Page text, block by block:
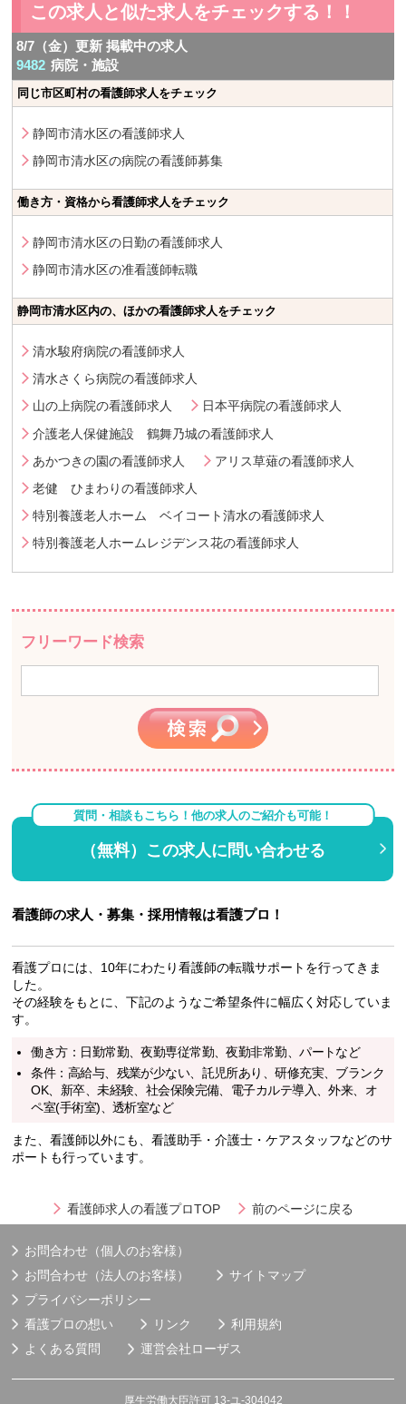
この求人と似た求人をチェックする！！
8/7（金）更新 掲載中の求人
9482 病院・施設
同じ市区町村の看護師求人をチェック
静岡市清水区の看護師求人
静岡市清水区の病院の看護師募集
働き方・資格から看護師求人をチェック
静岡市清水区の日勤の看護師求人
静岡市清水区の准看護師転職
静岡市清水区内の、ほかの看護師求人をチェック
清水駿府病院の看護師求人
清水さくら病院の看護師求人
山の上病院の看護師求人
日本平病院の看護師求人
介護老人保健施設 鶴舞乃城の看護師求人
あかつきの園の看護師求人
アリス草薙の看護師求人
老健 ひまわりの看護師求人
特別養護老人ホーム ベイコート清水の看護師求人
特別養護老人ホームレジデンス花の看護師求人
フリーワード検索
質問・相談もこちら！他の求人のご紹介も可能！
（無料）この求人に問い合わせる
看護師の求人・募集・採用情報は看護プロ！
看護プロには、10年にわたり看護師の転職サポートを行ってきま
した。
その経験をもとに、下記のようなご希望条件に幅広く対応していま
す。
働き方：日勤常勤、夜勤専従常勤、夜勤非常勤、パートなど
条件：高給与、残業が少ない、託児所あり、研修充実、ブランク
OK、新卒、未経験、社会保険完備、電子カルテ導入、外来、オ
ペ室(手術室)、透析室など
また、看護師以外にも、看護助手・介護士・ケアスタッフなどのサ
ポートも行っています。
看護師求人の看護プロTOP 前のページに戻る
お問合わせ（個人のお客様）
お問合わせ（法人のお客様）
サイトマップ
プライバシーポリシー
看護プロの想い
リンク
利用規約
よくある質問
運営会社ローザス
厚生労働大臣許可 13-ユ-304042